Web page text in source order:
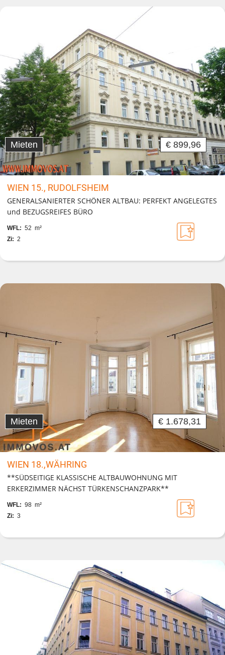
Mieten € 899,96
WIEN 15., RUDOLFSHEIM
GENERALSANIERTER SCHÖNER ALTBAU: PERFEKT ANGELEGTES
und BEZUGSREIFES BÜRO
WFL: 52 m²
Zi: 2
Mieten € 1.678,31
WIEN 18.,WÄHRING
**SÜDSEITIGE KLASSISCHE ALTBAUWOHNUNG MIT
ERKERZIMMER NÄCHST TÜRKENSCHANZPARK**
WFL: 98 m²
Zi: 3